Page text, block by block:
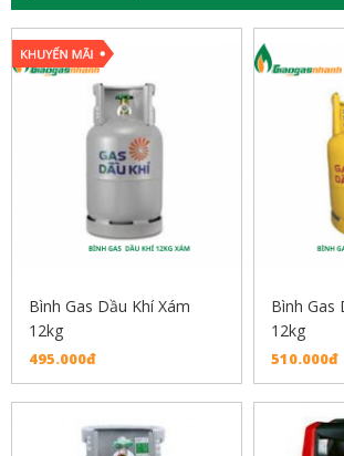
Bình Gas Dầu Khí Xám
12kg
495.000đ
Bình Gas
12kg
510.000đ